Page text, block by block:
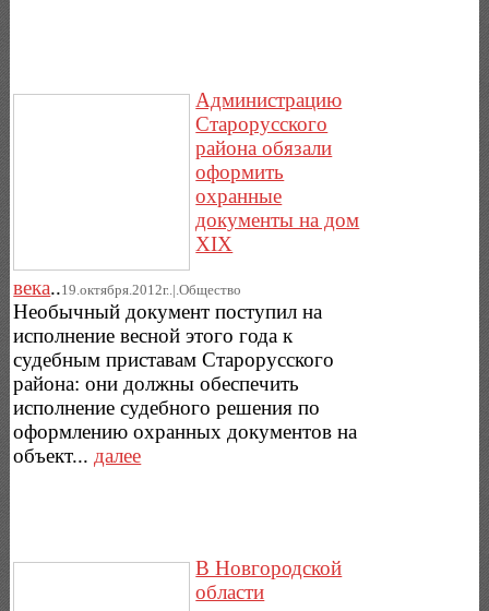
Администрацию
Старорусского
района обязали
оформить
охранные
документы на дом
XIX
века..19.октября.2012г..|.Общество
Необычный документ поступил на
исполнение весной этого года к
судебным приставам Старорусского
района: они должны обеспечить
исполнение судебного решения по
оформлению охранных документов на
объект... далее
В Новгородской
области